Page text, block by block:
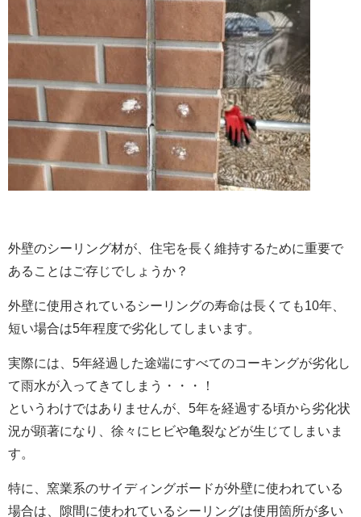
外壁のシーリング材が、住宅を長く維持するために重要で
あることはご存じでしょうか？
外壁に使用されているシーリングの寿命は長くても10年、
短い場合は5年程度で劣化してしまいます。
実際には、5年経過した途端にすべてのコーキングが劣化し
て雨水が入ってきてしまう・・・！
というわけではありませんが、5年を経過する頃から劣化状
況が顕著になり、徐々にヒビや亀裂などが生じてしまいま
す。
特に、窯業系のサイディングボードが外壁に使われている
場合は、隙間に使われているシーリングは使用箇所が多い